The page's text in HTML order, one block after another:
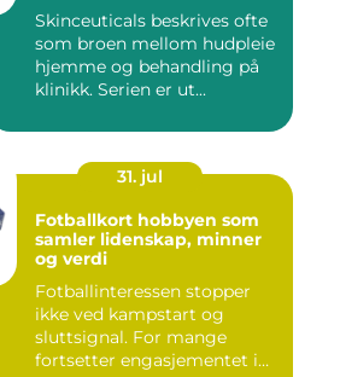
Skinceuticals beskrives ofte
som broen mellom hudpleie
hjemme og behandling på
klinikk. Serien er ut...
31. jul
Fotballkort hobbyen som
samler lidenskap, minner
og verdi
Fotballinteressen stopper
ikke ved kampstart og
sluttsignal. For mange
fortsetter engasjementet i